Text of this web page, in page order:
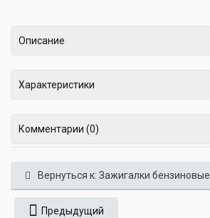
Описание
Характеристики
Комментарии (0)
Вернуться к: Зажигалки бензиновые
Предыдущий